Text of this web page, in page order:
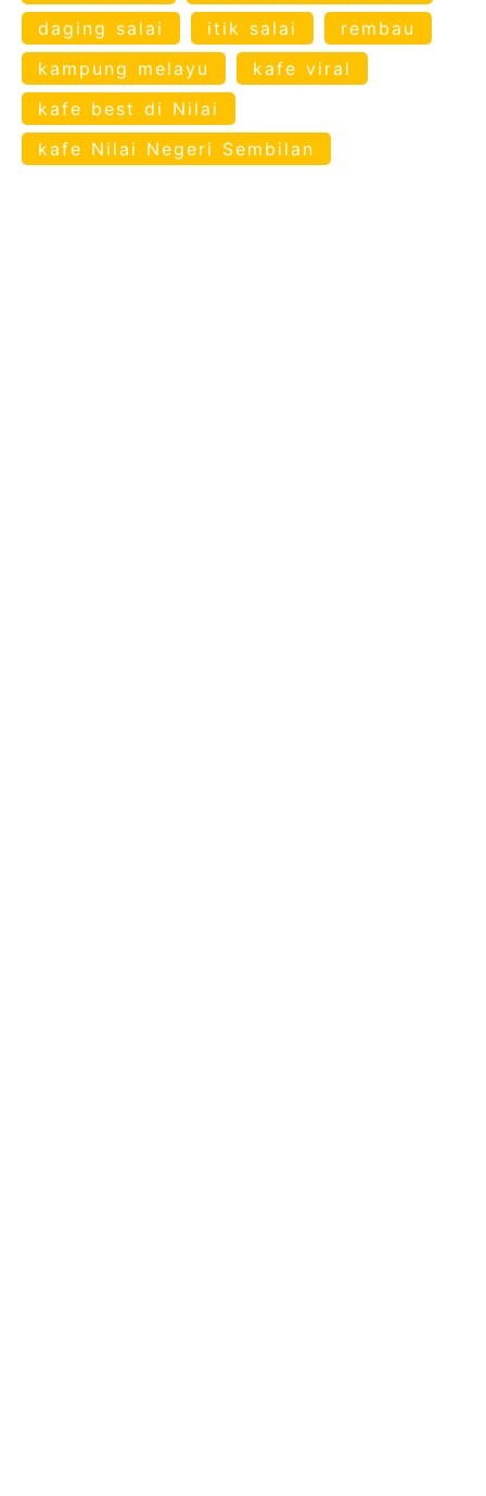
daging salai
itik salai
rembau
kampung melayu
kafe viral
kafe best di Nilai
kafe Nilai Negeri Sembilan